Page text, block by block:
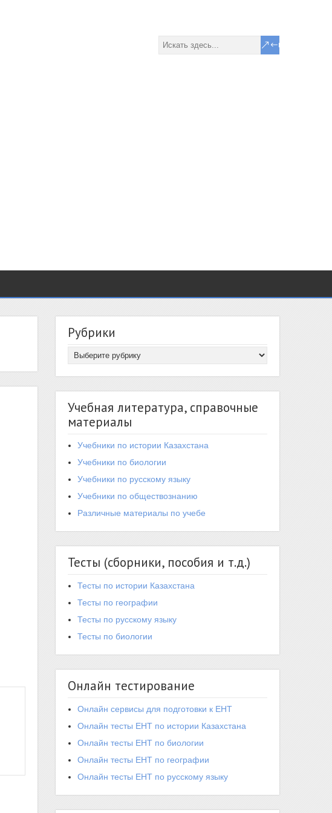
Рубрики
Учебная литература, справочные
материалы
Учебники по истории Казахстана
Учебники по биологии
Учебники по русскому языку
Учебники по обществознанию
Различные материалы по учебе
Тесты (сборники, пособия и т.д.)
Тесты по истории Казахстана
Тесты по географии
Тесты по русскому языку
Тесты по биологии
Онлайн тестирование
Онлайн сервисы для подготовки к ЕНТ
Онлайн тесты ЕНТ по истории Казахстана
Онлайн тесты ЕНТ по биологии
Онлайн тесты ЕНТ по географии
Онлайн тесты ЕНТ по русскому языку